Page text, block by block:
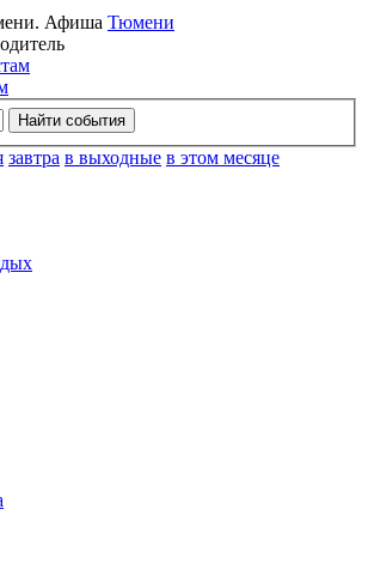
Афиша Тюмени
завтра в выходные в этом месяце